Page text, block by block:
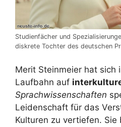
Studienfächer und
diskrete Tochter des deutschen
Merit Steinmeier hat sich
Laufbahn auf
Sprachwissenschaften
Leidenschaft für das
Kulturen zu vertiefen. Sie